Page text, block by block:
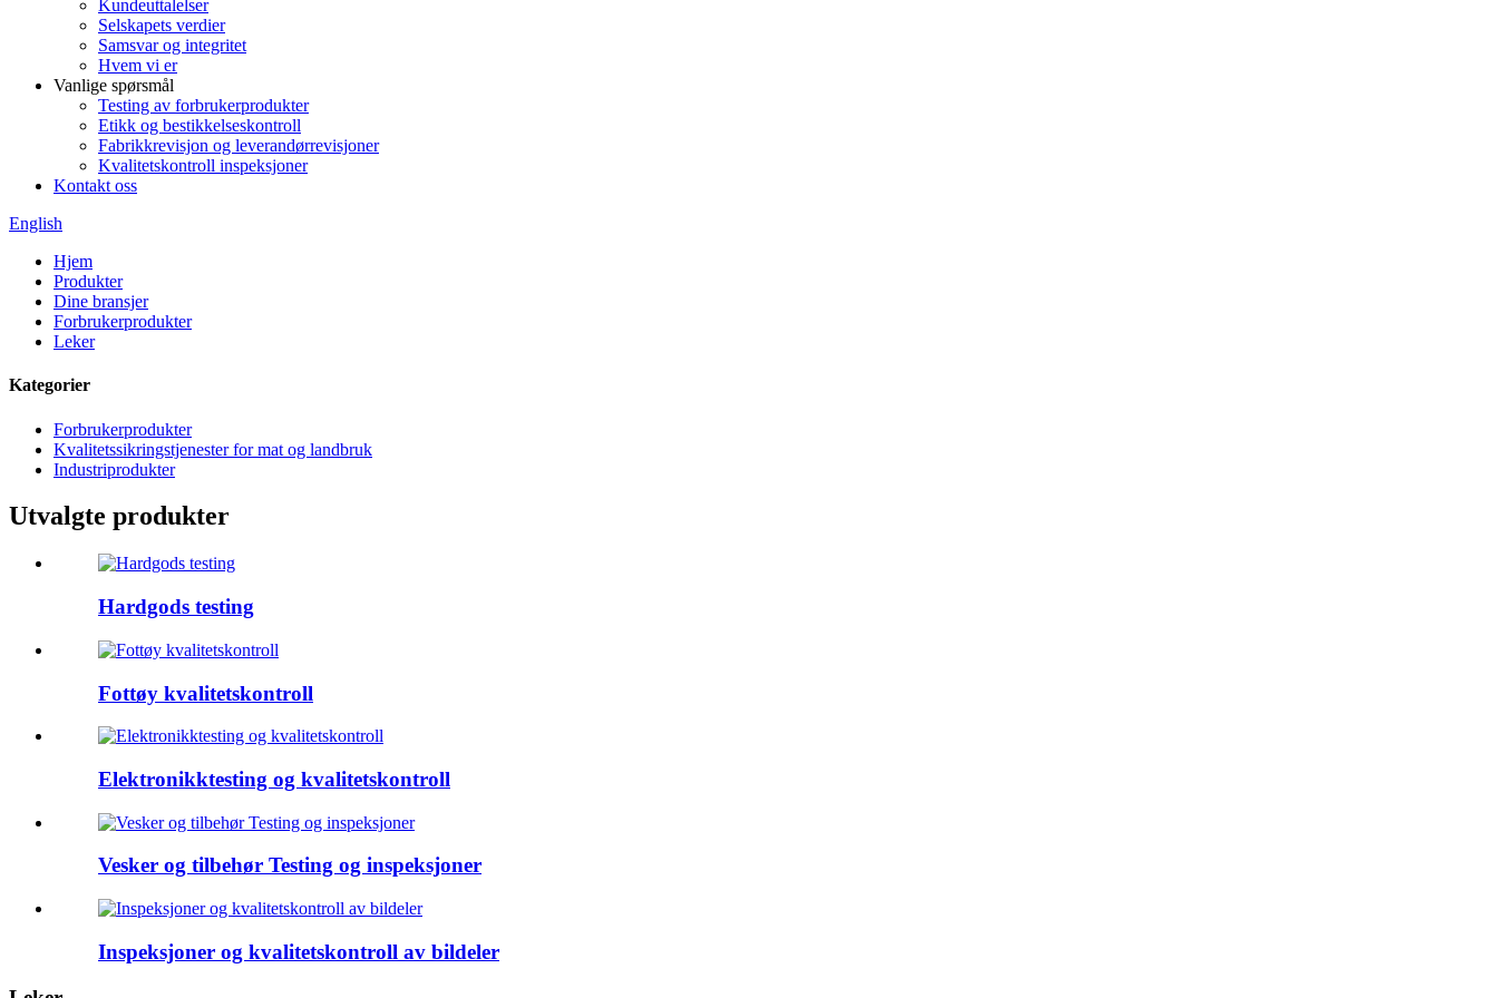
Kundeuttalelser
Selskapets verdier
Samsvar og integritet
Hvem vi er
Vanlige spørsmål
Testing av forbrukerprodukter
Etikk og bestikkelseskontroll
Fabrikkrevisjon og leverandørrevisjoner
Kvalitetskontroll inspeksjoner
Kontakt oss
English
Hjem
Produkter
Dine bransjer
Forbrukerprodukter
Leker
Kategorier
Forbrukerprodukter
Kvalitetssikringstjenester for mat og landbruk
Industriprodukter
Utvalgte produkter
Hardgods testing
Fottøy kvalitetskontroll
Elektronikktesting og kvalitetskontroll
Vesker og tilbehør Testing og inspeksjoner
Inspeksjoner og kvalitetskontroll av bildeler